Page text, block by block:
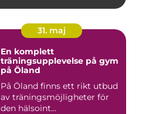
31. maj
En komplett
träningsupplevelse på gym
på Öland
På Öland finns ett rikt utbud
av träningsmöjligheter för
den hälsoint...